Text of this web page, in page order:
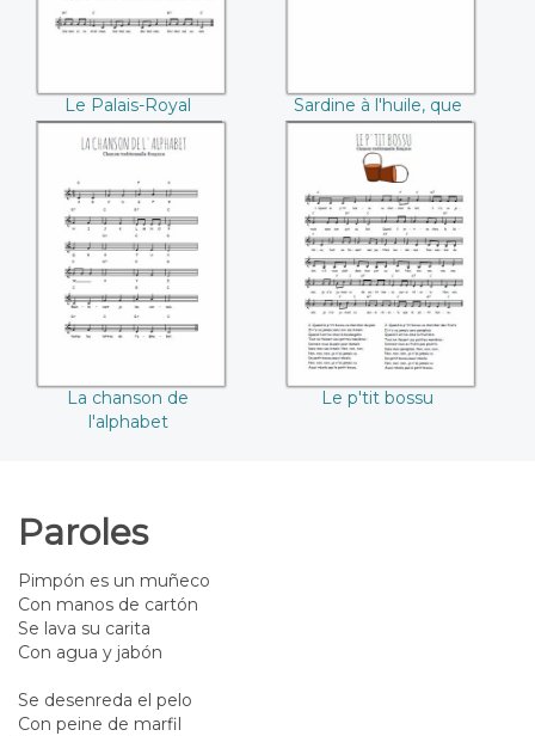
Le Palais-Royal
Sardine à l'huile, que
fais-tu là
La chanson de
l'alphabet
La chanson de
l'alphabet
Le p'tit bossu
Le p'tit bossu
Paroles
Pimpón es un muñeco
Con manos de cartón
Se lava su carita
Con agua y jabón
Se desenreda el pelo
Con peine de marfil